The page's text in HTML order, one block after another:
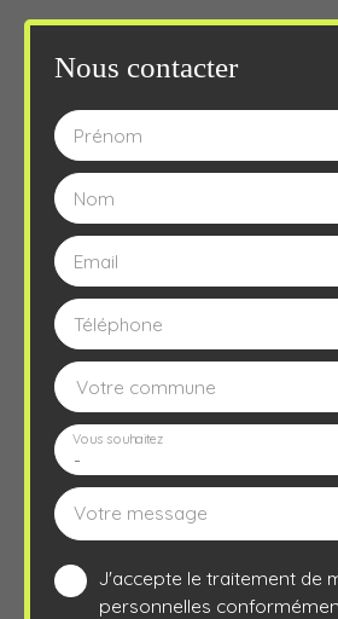
Nous contacter
Prénom
Nom
Email
Téléphone
Votre commune
-
Vous souhaitez
Votre message
J'accepte le traitement de
personnelles